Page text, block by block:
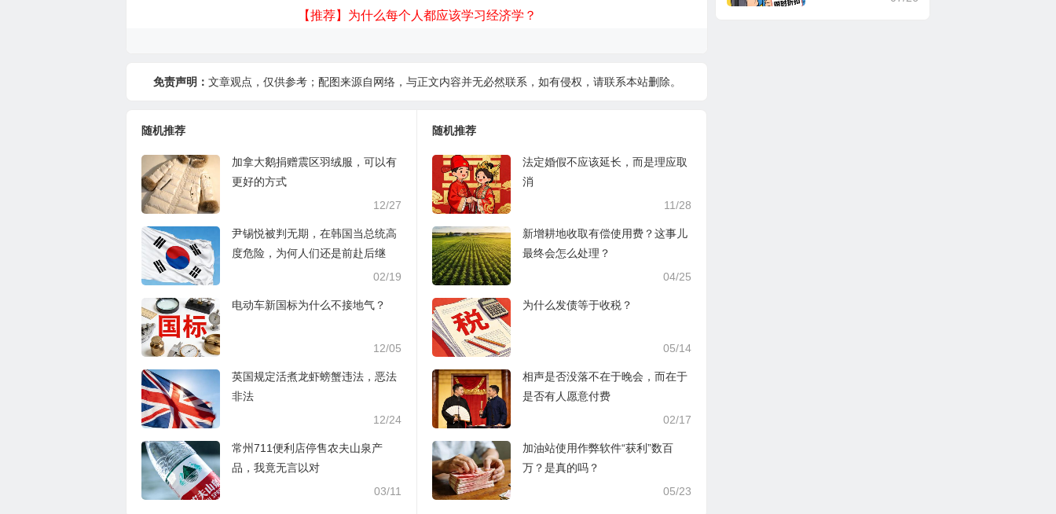
【推荐】为什么每个人都应该学习经济学？
免责声明： 文章观点，仅供参考；配图来源自网络，与正文内容并无必然联系，如有侵权，请联系本站删除。
随机推荐
加拿大鹅捐赠震区羽绒服，可以有
更好的方式
12/27
尹锡悦被判无期，在韩国当总统高
度危险，为何人们还是前赴后继
02/19
电动车新国标为什么不接地气？
12/05
英国规定活煮龙虾螃蟹违法，恶法
非法
12/24
常州711便利店停售农夫山泉产
品，我竟无言以对
03/11
随机推荐
法定婚假不应该延长，而是理应取
消
11/28
新增耕地收取有偿使用费？这事儿
最终会怎么处理？
04/25
为什么发债等于收税？
05/14
相声是否没落不在于晚会，而在于
是否有人愿意付费
02/17
加油站使用作弊软件“获利”数百
万？是真的吗？
05/23